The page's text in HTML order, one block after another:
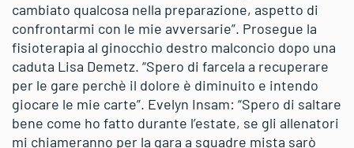
cambiato qualcosa nella preparazione, aspetto di
confrontarmi con le mie avversarie”. Prosegue la
fisioterapia al ginocchio destro malconcio dopo una
caduta Lisa Demetz. “Spero di farcela a recuperare
per le gare perchè il dolore è diminuito e intendo
giocare le mie carte”. Evelyn Insam: “Spero di saltare
bene come ho fatto durante l’estate, se gli allenatori
mi chiameranno per la gara a squadre mista sarò